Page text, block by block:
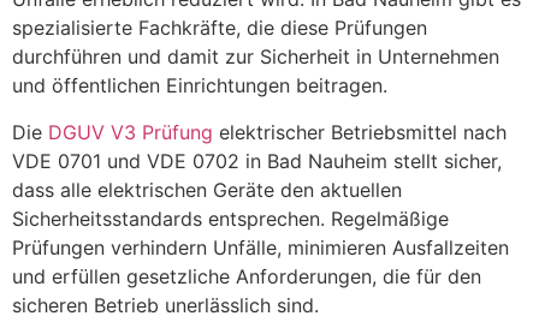
spezialisierte Fachkräfte, die diese Prüfungen
durchführen und damit zur Sicherheit in Unternehmen
und öffentlichen Einrichtungen beitragen.
Die DGUV V3 Prüfung elektrischer Betriebsmittel nach
VDE 0701 und VDE 0702 in Bad Nauheim stellt sicher,
dass alle elektrischen Geräte den aktuellen
Sicherheitsstandards entsprechen. Regelmäßige
Prüfungen verhindern Unfälle, minimieren Ausfallzeiten
und erfüllen gesetzliche Anforderungen, die für den
sicheren Betrieb unerlässlich sind.